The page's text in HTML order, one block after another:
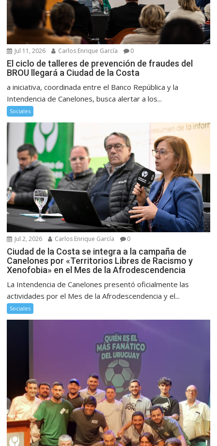
Jul 11, 2026 Carlos Enrique García 0
El ciclo de talleres de prevención de fraudes del
BROU llegará a Ciudad de la Costa
a iniciativa, coordinada entre el Banco República y la
Intendencia de Canelones, busca alertar a los...
Sociales
Jul 2, 2026 Carlos Enrique García 0
Ciudad de la Costa se integra a la campaña de
Canelones por «Territorios Libres de Racismo y
Xenofobia» en el Mes de la Afrodescendencia
La Intendencia de Canelones presentó oficialmente las
actividades por el Mes de la Afrodescendencia y el...
Sociales